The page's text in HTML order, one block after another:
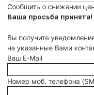
Сообщить о снижении
Ваша просьба принята!
Вы получите
на указанные Вами
Ваш E-Mail
Номер моб. телефона